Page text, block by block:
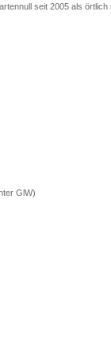
seit 2005 als
GlW)